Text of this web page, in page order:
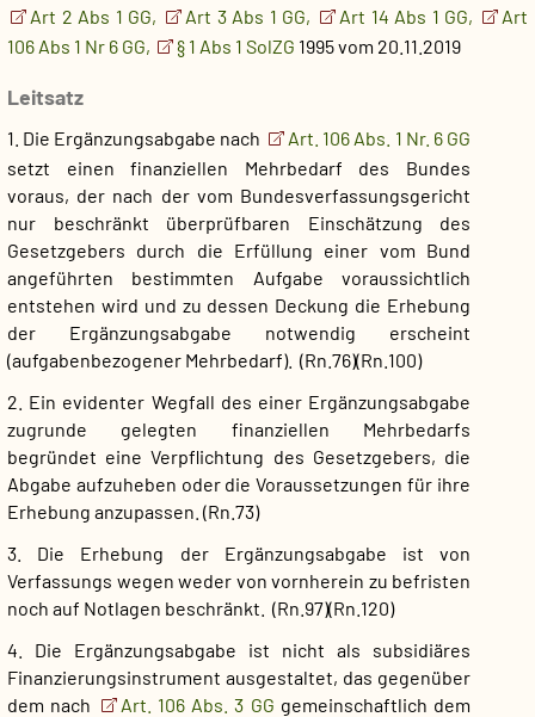
Art 2 Abs 1 GG,
Art 3 Abs 1 GG, Art 14 Abs 1 GG,
Art
106 Abs 1 Nr 6 GG,
§ 1 Abs 1 SolZG 1995 vom 20.11.2019
Leitsatz
1. Die Ergänzungsabgabe nach
Art. 106 Abs. 1 Nr. 6 GG
setzt einen finanziellen Mehrbedarf des Bundes
voraus, der nach der vom Bundesverfassungsgericht
nur beschränkt überprüfbaren Einschätzung des
Gesetzgebers durch die Erfüllung einer vom Bund
angeführten bestimmten Aufgabe voraussichtlich
entstehen wird und zu dessen Deckung die Erhebung
der Ergänzungsabgabe notwendig erscheint
(aufgabenbezogener Mehrbedarf). (Rn.76)(Rn.100)
2. Ein evidenter Wegfall des einer Ergänzungsabgabe
zugrunde gelegten finanziellen Mehrbedarfs
begründet eine Verpflichtung des Gesetzgebers, die
Abgabe aufzuheben oder die Voraussetzungen für ihre
Erhebung anzupassen. (Rn.73)
3. Die Erhebung der Ergänzungsabgabe ist von
Verfassungs wegen weder von vornherein zu befristen
noch auf Notlagen beschränkt. (Rn.97)(Rn.120)
4. Die Ergänzungsabgabe ist nicht als subsidiäres
Finanzierungsinstrument ausgestaltet, das gegenüber
dem nach
Art. 106 Abs. 3 GG gemeinschaftlich dem